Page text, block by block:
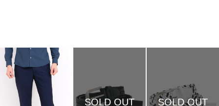
SOLD OUT SOLD OUT